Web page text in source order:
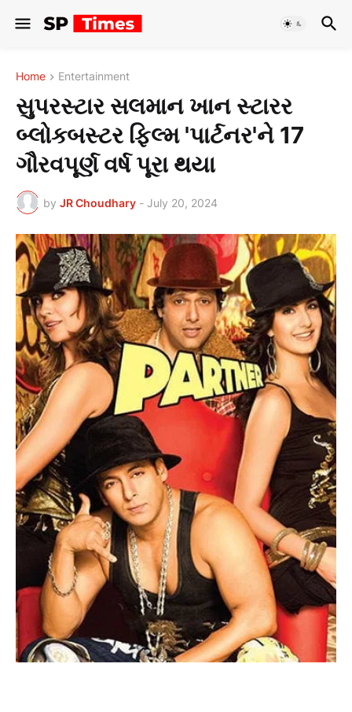
Home Entertainment
સુપરસ્ટાર સલમાન ખાન સ્ટારર
બ્લોકબસ્ટર ફિલ્મ 'પાર્ટનર'ને 17
ગૌરવપૂર્ણ વર્ષ પૂરા થયા
by JR Choudhary - July 20, 2024